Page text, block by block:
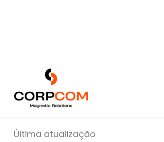
Política
Última atualização